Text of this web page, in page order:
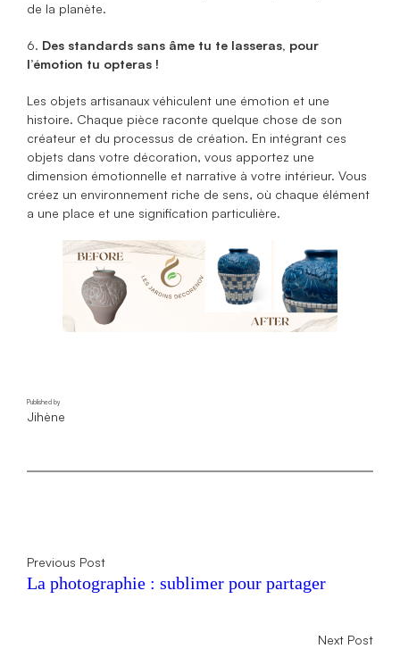
de la planète.
6. Des standards sans âme tu te lasseras, pour
l’émotion tu opteras !
Les objets artisanaux véhiculent une émotion et une
histoire. Chaque pièce raconte quelque chose de son
créateur et du processus de création. En intégrant ces
objets dans votre décoration, vous apportez une
dimension émotionnelle et narrative à votre intérieur. Vous
créez un environnement riche de sens, où chaque élément
a une place et une signification particulière.
Published by
Jihène
Previous Post
La photographie : sublimer pour partager
Next Post